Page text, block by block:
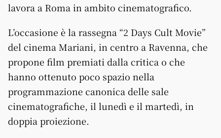
lavora a Roma in ambito cinematografico.
L’occasione è la rassegna “2 Days Cult Movie”
del cinema Mariani, in centro a Ravenna, che
propone film premiati dalla critica o che
hanno ottenuto poco spazio nella
programmazione canonica delle sale
cinematografiche, il lunedì e il martedì, in
doppia proiezione.